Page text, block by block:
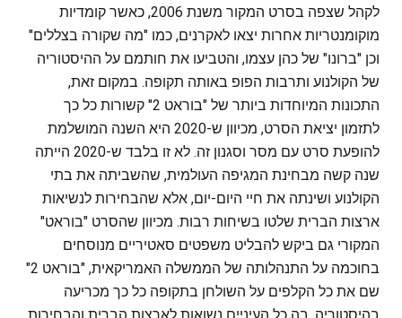
לקהל שצפה בסרט המקור משנת 2006, כאשר קומדיות
מוקומנטריות אחרות יצאו לאקרנים, כמו "מה שקורה בצללים"
וכן "ברונו" של כהן עצמו, והטביעו את חותמם על ההיסטוריה
של הקולנוע ותרבות הפופ באותה תקופה. במקום זאת,
התכונות המיוחדות ביותר של "בוראט 2" קשורות כל כך
לתזמון יציאת הסרט, מכיוון ש-2020 היא השנה המושלמת
להופעת סרט עם מסר וסגנון זה. לא זו בלבד ש-2020 הייתה
שנה קשה מבחינת המגיפה העולמית, שהשביתה את בתי
הקולנוע ושינתה את חיי היום-יום, אלא שהבחירות לנשיאות
ארצות הברית שלטו בשיחות רבות. מכיוון שהסרט "בוראט"
המקורי גם ביקש להבליט משפטים סאטיריים מנוסחים
בחוכמה על התנהלותה של הממשלה האמריקאית, "בוראט 2"
שם את כל הקלפים על השולחן בתקופה כל כך מכריעה
בהיסטוריה, בה כל העיניים נשואות לארצות הברית והבחירות